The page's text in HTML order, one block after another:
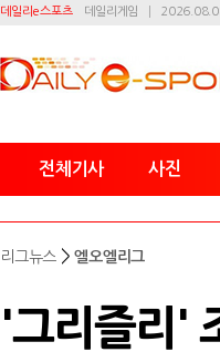
데일리e스포츠 데일리게임
전체기사 사진
리그뉴스 >엘오엘리그
'그리즐리'